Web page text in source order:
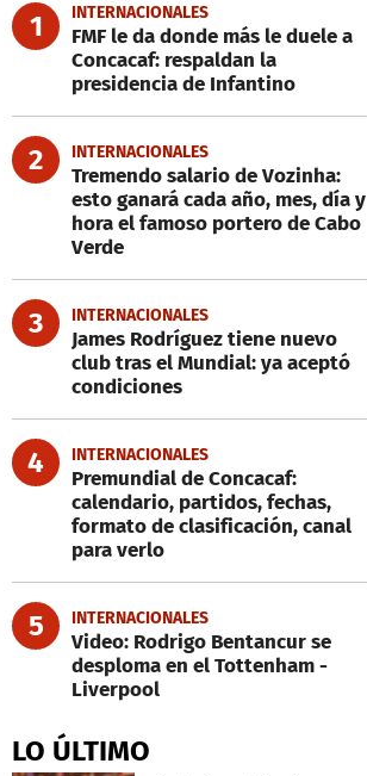
1 INTERNACIONALES
FMF le da donde más le duele a
Concacaf: respaldan la
presidencia de Infantino
2 INTERNACIONALES
Tremendo salario de Vozinha:
esto ganará cada año, mes, día y
hora el famoso portero de Cabo
Verde
3 INTERNACIONALES
James Rodríguez tiene nuevo
club tras el Mundial: ya aceptó
condiciones
4 INTERNACIONALES
Premundial de Concacaf:
calendario, partidos, fechas,
formato de clasificación, canal
para verlo
5 INTERNACIONALES
Video: Rodrigo Bentancur se
desploma en el Tottenham -
Liverpool
LO ÚLTIMO